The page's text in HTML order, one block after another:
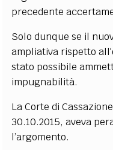
precedente
Solo dunque se il
ampliativa rispetto
stato possibile
impugnabilità.
La Corte di
30.10.2015, aveva
l’argomento.